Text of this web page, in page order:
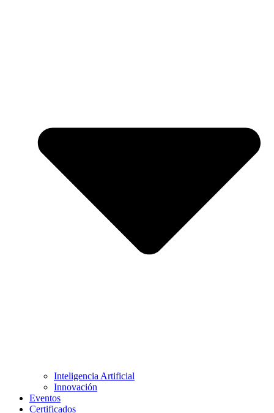
Inteligencia Artificial
Innovación
Eventos
Certificados